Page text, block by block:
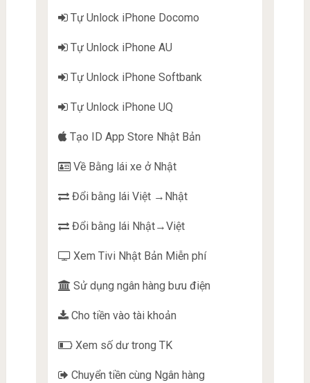
Tự Unlock iPhone Docomo
Tự Unlock iPhone AU
Tự Unlock iPhone Softbank
Tự Unlock iPhone UQ
Tạo ID App Store Nhật Bản
Về Bằng lái xe ở Nhật
Đổi bằng lái Việt →Nhật
Đổi bằng lái Nhật→Việt
Xem Tivi Nhật Bản Miễn phí
Sử dụng ngân hàng bưu điện
Cho tiền vào tài khoản
Xem số dư trong TK
Chuyển tiền cùng Ngân hàng